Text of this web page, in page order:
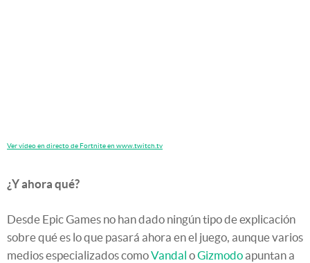
Ver vídeo en directo de Fortnite en www.twitch.tv
¿Y ahora qué?
Desde Epic Games no han dado ningún tipo de explicación
sobre qué es lo que pasará ahora en el juego, aunque varios
medios especializados comoVandal oGizmodoapuntan a